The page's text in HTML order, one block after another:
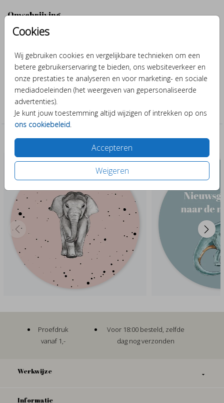
Cookies
Wij gebruiken cookies en vergelijkbare technieken om een
betere gebruikerservaring te bieden, ons websiteverkeer en
onze prestaties te analyseren en voor marketing- en sociale
mediadoeleinden (het weergeven van gepersonaliseerde
advertenties).
Je kunt jouw toestemming altijd wijzigen of intrekken op ons
ons cookiebeleid
Accepteren
Weigeren
Omschrijving
Hoe leuk is het om de envelop van je geboortekaartje af te sluiten
aanpassen door een ander diertje of kleurtje toe te voegen. Zodat
hij helemaal aansluit bij de stijl van je geboortekaartje.
Collectie
Sluitzegels
Past er leuk bij
Proefdruk
vanaf 1,-
Voor 18:00 besteld, zelfde
dag nog verzonden
Werkwijze
Informatie